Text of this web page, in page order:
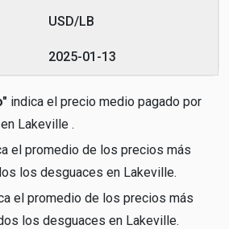
USD/LB
2025-01-13
indica el precio medio pagado por
Lakeville .
el promedio de los precios más
los desguaces en Lakeville.
el promedio de los precios más
los desguaces en Lakeville.